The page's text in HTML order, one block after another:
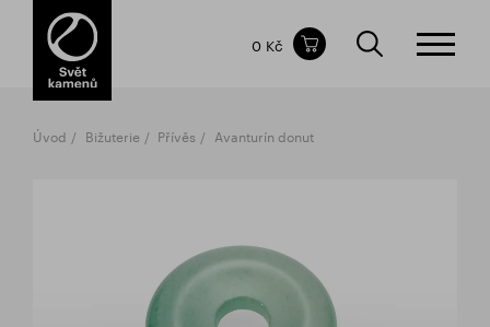
Obsah nákupního košíku
CELKOVÁ CENA
0 Kč
Úvod Bižuterie Přívěs Avanturín donut